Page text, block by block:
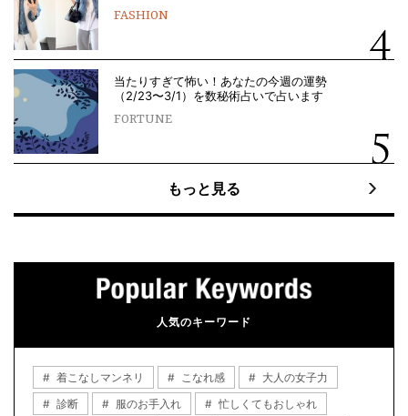
FASHION
当たりすぎて怖い！あなたの今週の運勢
（2/23〜3/1）を数秘術占いで占います
FORTUNE
もっと見る
人気のキーワード
着こなしマンネリ こなれ感
大人の女子力
診断
服のお手入れ
忙しくてもおしゃれ